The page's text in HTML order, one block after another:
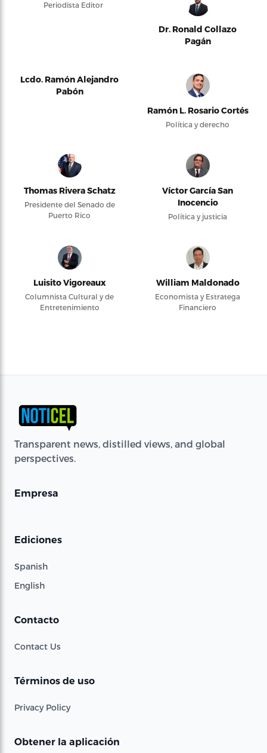
Periodista Editor
Dr. Ronald Collazo
Pagán
Lcdo. Ramón Alejandro
Pabón
Ramón L. Rosario Cortés
Política y derecho
Thomas Rivera Schatz
Presidente del Senado de
Puerto Rico
Víctor García San
Inocencio
Política y justicia
Luisito Vigoreaux
Columnista Cultural y de
Entretenimiento
William Maldonado
Economista y Estratega
Financiero
Transparent news, distilled views, and global
perspectives.
Empresa
Ediciones
Spanish
English
Contacto
Contact Us
Términos de uso
Privacy Policy
Obtener la aplicación